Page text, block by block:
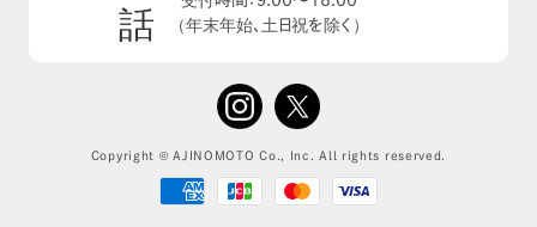
（年末年始、土日祝を除く）
Copyright ©️ AJINOMOTO Co., Inc. All rights reserved.